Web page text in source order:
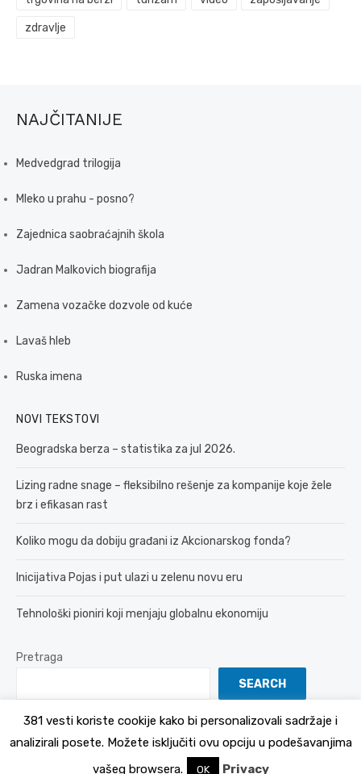
zdravlje
NAJČITANIJE
Medvedgrad trilogija
Mleko u prahu - posno?
Zajednica saobraćajnih škola
Jadran Malkovich biografija
Zamena vozačke dozvole od kuće
Lavaš hleb
Ruska imena
NOVI TEKSTOVI
Beogradska berza – statistika za jul 2026.
Lizing radne snage – fleksibilno rešenje za kompanije koje žele
brz i efikasan rast
Koliko mogu da dobiju građani iz Akcionarskog fonda?
Inicijativa Pojas i put ulazi u zelenu novu eru
Tehnološki pioniri koji menjaju globalnu ekonomiju
Pretraga
SEARCH
Politika Privatnosti
381 vesti koriste cookije kako bi personalizovali sadržaje i
analizirali posete. Možete isključiti ovu opciju u podešavanjima
vašeg browsera.
OK Privacy